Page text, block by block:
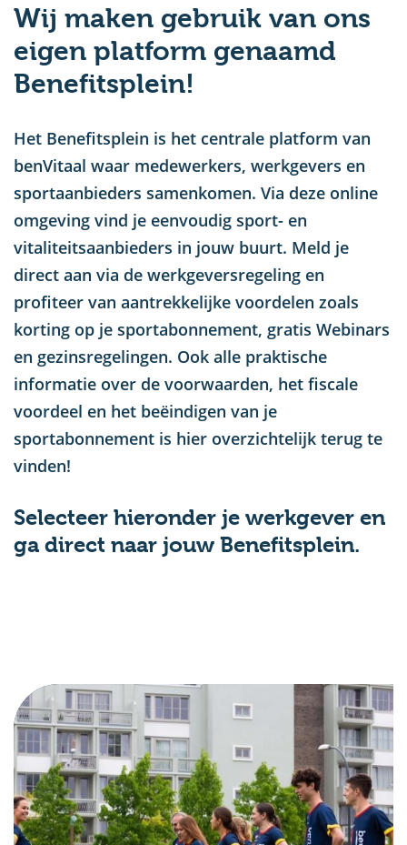
Wij maken gebruik van ons
eigen platform genaamd
Benefitsplein!
Het Benefitsplein is het centrale platform van
benVitaal waar medewerkers, werkgevers en
sportaanbieders samenkomen. Via deze online
omgeving vind je eenvoudig sport- en
vitaliteitsaanbieders in jouw buurt. Meld je
direct aan via de werkgeversregeling en
profiteer van aantrekkelijke voordelen zoals
korting op je sportabonnement, gratis Webinars
en gezinsregelingen. Ook alle praktische
informatie over de voorwaarden, het fiscale
voordeel en het beëindigen van je
sportabonnement is hier overzichtelijk terug te
vinden!
Selecteer hieronder je werkgever en
ga direct naar jouw Benefitsplein.